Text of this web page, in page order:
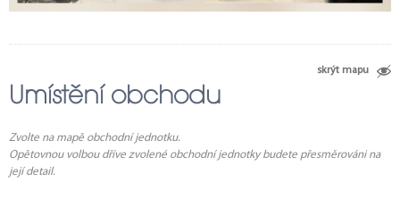
skrýt mapu
Umístění obchodu
Zvolte na mapě obchodní jednotku.
Opětovnou volbou dříve zvolené obchodní jednotky budete přesměrováni na
její detail.